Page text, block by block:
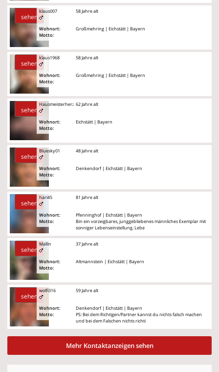
sehen
klaus007
Wohnort:
Motto:
58 Jahre alt
Großmehring | Eichstätt | Bayern
sehen
klaus1968
Wohnort:
Motto:
58 Jahre alt
Großmehring | Eichstätt | Bayern
sehen
Hausmeisterherz
Wohnort:
Motto:
62 Jahre alt
Eichstätt | Bayern
sehen
Bluesky01
Wohnort:
Motto:
48 Jahre alt
Denkendorf | Eichstätt | Bayern
sehen
hari45
Wohnort:
Motto:
81 Jahre alt
Pfenninghof | Eichstätt | Bayern
Bin ein vorzeigbares, junggebliebenes männliches Exemplar mit
sonniger Lebenseinstellung. Lebe
sehen
Mallin
Wohnort:
Motto:
37 Jahre alt
Altmannstein | Eichstätt | Bayern
sehen
wolfi316
Wohnort:
Motto:
59 Jahre alt
Denkendorf | Eichstätt | Bayern
PS: Bei dem Richtigen/Partner kannst du nichts falsch machen
und bei dem Falschen nichts richti
Mehr Kontaktanzeigen sehen